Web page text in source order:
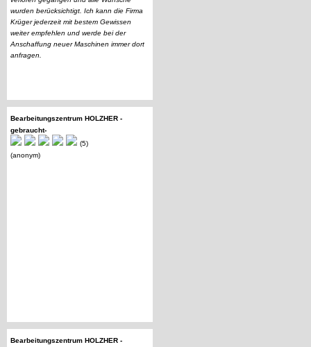
wurden berücksichtigt. Ich kann die Firma
Krüger jederzeit mit bestem Gewissen
weiter empfehlen und werde bei der
Anschaffung neuer Maschinen immer dort
anfragen.
Bearbeitungszentrum HOLZHER -
gebraucht-
(5)
(anonym)
Bearbeitungszentrum HOLZHER -